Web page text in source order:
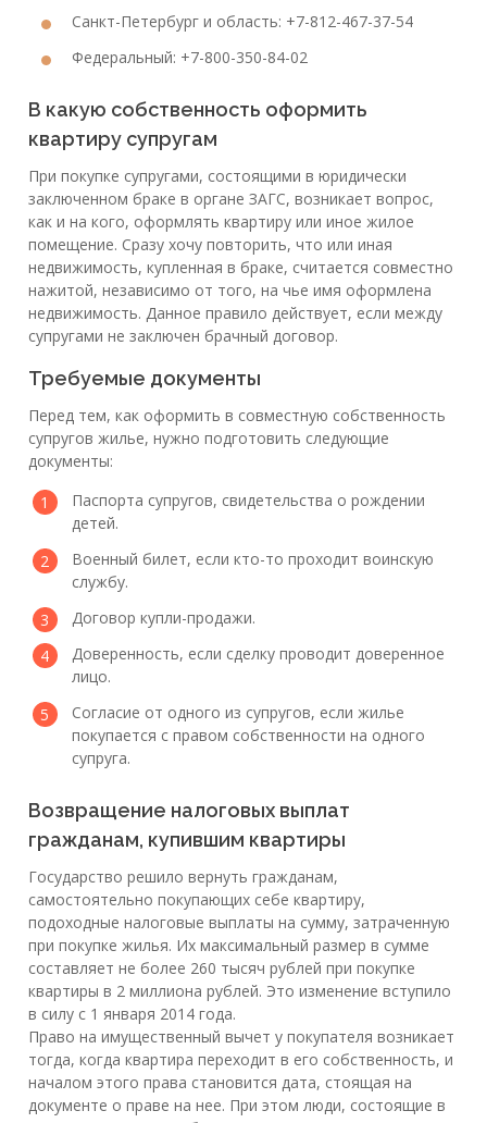
Санкт-Петербург и область: +7-812-467-37-54
Федеральный: +7-800-350-84-02
В какую собственность оформить
квартиру супругам
При покупке супругами, состоящими в юридически
заключенном браке в органе ЗАГС, возникает вопрос,
как и на кого, оформлять квартиру или иное жилое
помещение. Сразу хочу повторить, что или иная
недвижимость, купленная в браке, считается совместно
нажитой, независимо от того, на чье имя оформлена
недвижимость. Данное правило действует, если между
супругами не заключен брачный договор.
Требуемые документы
Перед тем, как оформить в совместную собственность
супругов жилье, нужно подготовить следующие
документы:
Паспорта супругов, свидетельства о рождении
детей.
Военный билет, если кто-то проходит воинскую
службу.
Договор купли-продажи.
Доверенность, если сделку проводит доверенное
лицо.
Согласие от одного из супругов, если жилье
покупается с правом собственности на одного
супруга.
Возвращение налоговых выплат
гражданам, купившим квартиры
Государство решило вернуть гражданам,
самостоятельно покупающих себе квартиру,
подоходные налоговые выплаты на сумму, затраченную
при покупке жилья. Их максимальный размер в сумме
составляет не более 260 тысяч рублей при покупке
квартиры в 2 миллиона рублей. Это изменение вступило
в силу с 1 января 2014 года.
Право на имущественный вычет у покупателя возникает
тогда, когда квартира переходит в его собственность, и
началом этого права становится дата, стоящая на
документе о праве на нее. При этом люди, состоящие в